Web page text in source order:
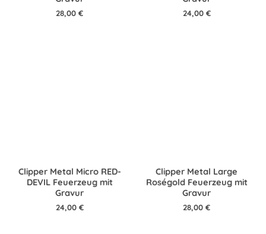
28,00 € 24,00 €
Clipper Metal Micro RED-
DEVIL Feuerzeug mit
Gravur
24,00 €
Clipper Metal Large
Roségold Feuerzeug mit
Gravur
28,00 €